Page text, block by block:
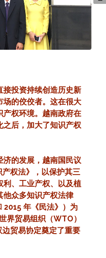
接投资持续创造历史新
场的佼佼者。这在很大
产权环境。越南政府在
之后，加大了知识产权
济的发展，越南国民议
权法》，以保护其三
利、工业产权、以及植
他众多知识产权法律
2015 年《民法》）为
界贸易组织（WTO）
贸易协定奠定了重要